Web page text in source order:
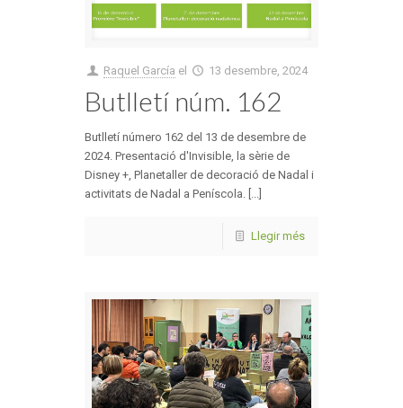
Raquel García el 13 desembre, 2024
Butlletí núm. 162
Butlletí número 162 del 13 de desembre de
2024. Presentació d'Invisible, la sèrie de
Disney +, Planetaller de decoració de Nadal i
activitats de Nadal a Peníscola. [...]
Llegir més